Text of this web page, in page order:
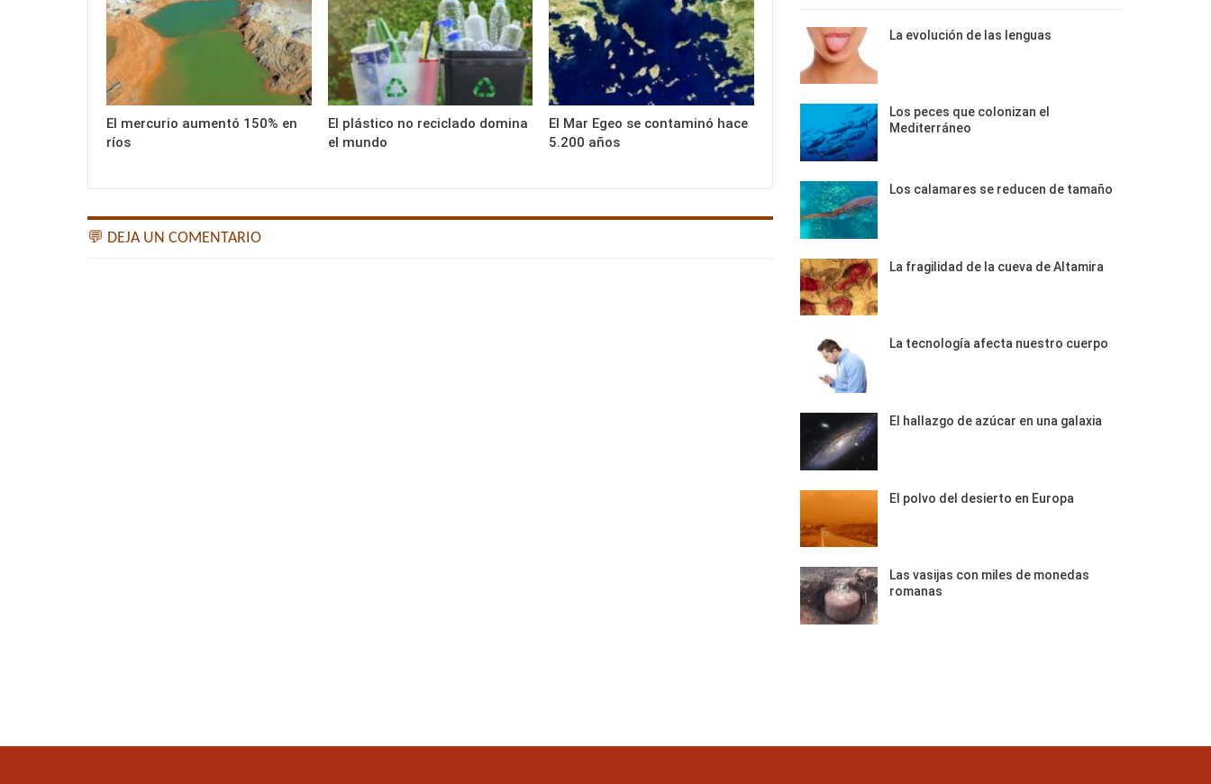
El mercurio aumentó 150% en
ríos
El plástico no reciclado domina
el mundo
El Mar Egeo se contaminó hace
5.200 años
💬 DEJA UN COMENTARIO
La evolución de las lenguas
Los peces que colonizan el
Mediterráneo
Los calamares se reducen de tamaño
La fragilidad de la cueva de Altamira
La tecnología afecta nuestro cuerpo
El hallazgo de azúcar en una galaxia
El polvo del desierto en Europa
Las vasijas con miles de monedas
romanas